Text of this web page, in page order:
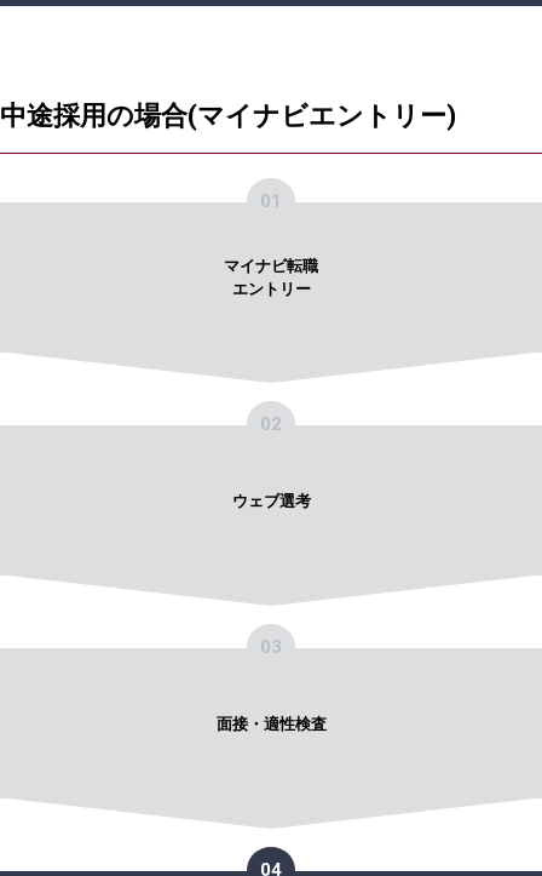
中途採用の場合(マイナビエントリー)
マイナビ転職
エントリー
01
ウェブ選考
02
面接・適性検査
03
04